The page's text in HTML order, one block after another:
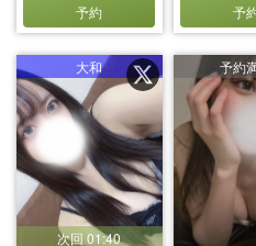
予約 予
次回 01:40
大和 予約